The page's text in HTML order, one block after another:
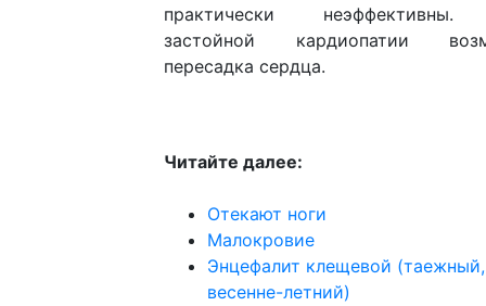
практически
застойной кардиопатии
пересадка сердца.
Читайте далее:
Отекают ноги
Малокровие
Энцефалит клещевой (таежный,
весенне-летний)